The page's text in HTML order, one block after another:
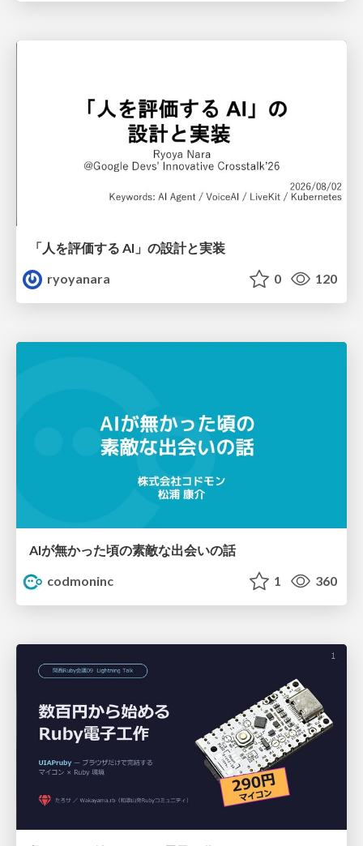
「人を評価する AI」の 設計と実装
ryoyanara
0 120
AIが無かった頃の素敵な出会いの話
codmoninc
1 360